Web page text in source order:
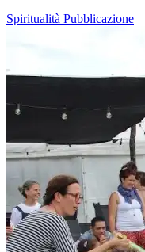
Spiritualità Pubblicazione